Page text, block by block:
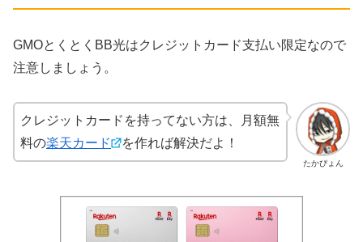
GMOとくとくBB光はクレジットカード支払い限定なので
注意しましょう。
たかぴょん
クレジットカードを持ってない方は、月額無
料の楽天カード を作れば解決だよ！